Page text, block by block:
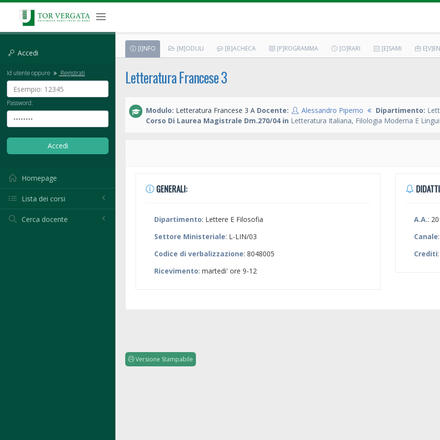
Accedi
Id utente oppure Registrati
Password:
Homepage
Lista dei corsi
Cerca docente
[I]NFO [M]ODULI [B]ACHECA [P]ROGRAMMA [O]RARI [E]SAMI
Letteratura Francese 3
Modulo: Letteratura Francese 3 A Docente: Alessandro Piperno Dipartimento:
Corso Di Laurea Magistrale Dm.270/04 in Letteratura Italiana, Filologia Moderna E
GENERALI:
Dipartimento: Lettere E Filosofia
Settore Ministeriale: L-LIN/03
Codice di verbalizzazione: 8048005
Ricevimento: martedi' ore 9-12
A.A.:
Canale
Crediti
Versione Stampabile